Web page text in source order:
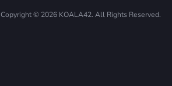
Copyright © 2026 KOALA42. All Rights Reserved.